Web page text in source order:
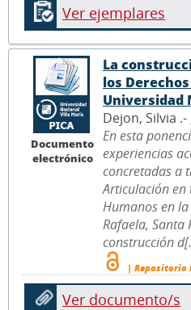
Ver ejemplares
Documento
electrónico
La
los
Universidad
Dejon, Silvia .-
En esta
experiencias
concretadas a
Articulación en
Humanos en
Rafaela, Santa
construcción
| Repositorio
Ver documento/s